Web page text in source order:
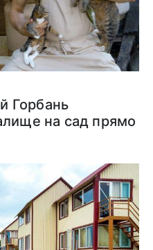
Горбань
на сад прямо